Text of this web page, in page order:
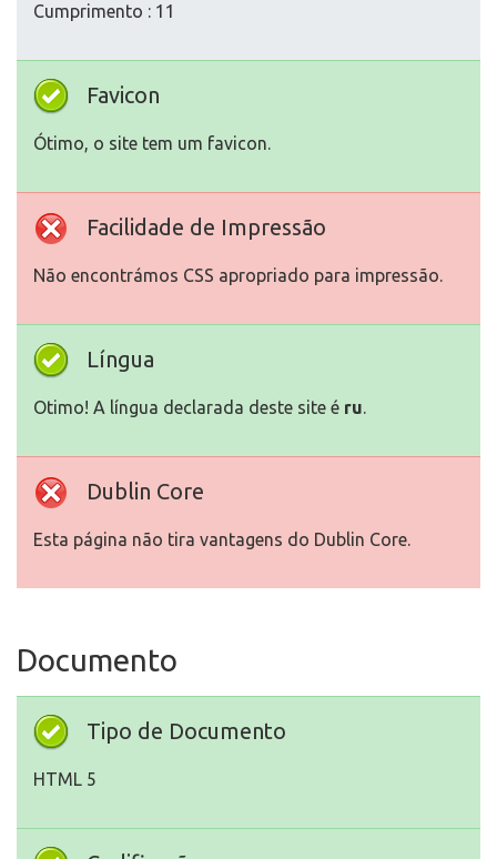
Cumprimento : 11
Favicon
Ótimo, o site tem um favicon.
Facilidade de Impressão
Não encontrámos CSS apropriado para impressão.
Língua
Otimo! A língua declarada deste site é ru.
Dublin Core
Esta página não tira vantagens do Dublin Core.
Documento
Tipo de Documento
HTML 5